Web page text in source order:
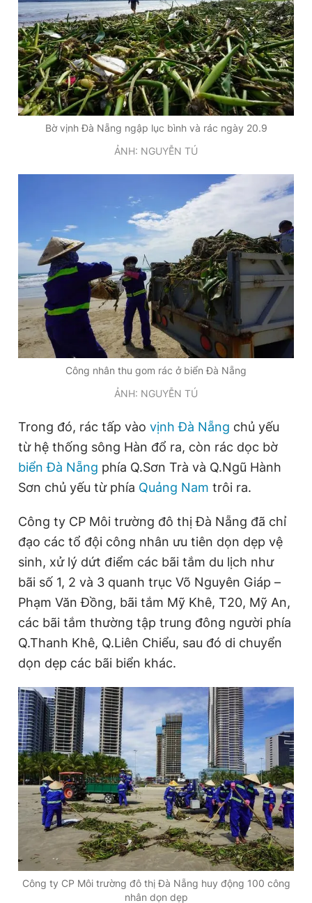
chép dưới mọi hình thức nếu không có sự chấp thuận bằng văn
bản. Phát triển bởi ePi Technologies, JSC.
Bờ vịnh Đà Nẵng ngập lục bình và rác ngày 20.9
ẢNH: NGUYỄN TÚ
Công nhân thu gom rác ở biển Đà Nẵng
ẢNH: NGUYỄN TÚ
Trong đó, rác tấp vào vịnh Đà Nẵng chủ yếu
từ hệ thống sông Hàn đổ ra, còn rác dọc bờ
biển Đà Nẵng phía Q.Sơn Trà và Q.Ngũ Hành
Sơn chủ yếu từ phía Quảng Nam trôi ra.
Công ty CP Môi trường đô thị Đà Nẵng đã chỉ
đạo các tổ đội công nhân ưu tiên dọn dẹp vệ
sinh, xử lý dứt điểm các bãi tắm du lịch như
bãi số 1, 2 và 3 quanh trục Võ Nguyên Giáp –
Phạm Văn Đồng, bãi tắm Mỹ Khê, T20, Mỹ An,
các bãi tắm thường tập trung đông người phía
Q.Thanh Khê, Q.Liên Chiểu, sau đó di chuyển
dọn dẹp các bãi biển khác.
Công ty CP Môi trường đô thị Đà Nẵng huy động 100 công
nhân dọn dẹp